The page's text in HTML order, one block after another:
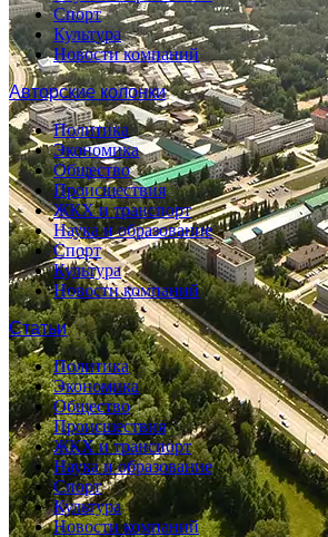
Спорт
Культура
Новости компаний
Авторские колонки
Политика
Экономика
Общество
Происшествия
ЖКХ и транспорт
Наука и образование
Спорт
Культура
Новости компаний
Статьи
Политика
Экономика
Общество
Происшествия
ЖКХ и транспорт
Наука и образование
Спорт
Культура
Новости компаний